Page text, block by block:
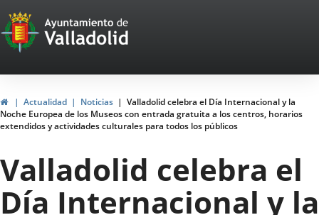
Portal
Web
del
Ayuntamiento
de
Valladolid
InicioActualidad Noticias
Valladolid celebra el Día Internacional y la
Noche Europea de los Museos con entrada gratuita a los centros, horarios
extendidos y actividades culturales para todos los públicos
Valladolid celebra el
Día Internacional y la